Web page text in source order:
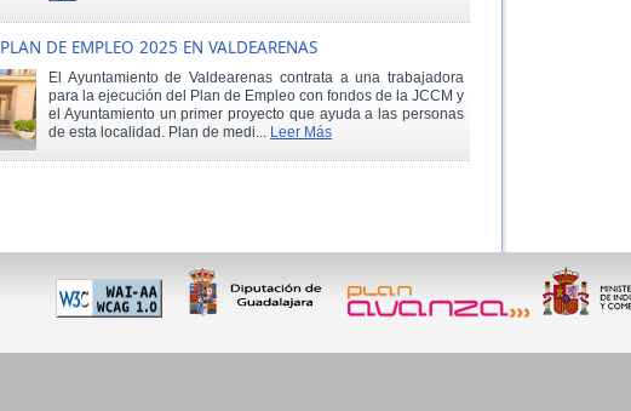
PLAN DE EMPLEO 2025 EN VALDEARENAS
El Ayuntamiento de Valdearenas contrata a una trabajadora
para la ejecución del Plan de Empleo con fondos de la JCCM y
el Ayuntamiento un primer proyecto que ayuda a las personas
de esta localidad. Plan de medi... Leer Más